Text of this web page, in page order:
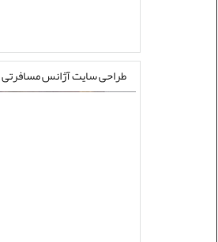
طراحی سایت آژانس